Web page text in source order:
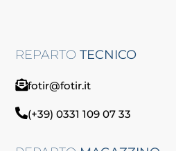
REPARTOTECNICO
fotir@fotir.it
(+39) 0331 109 07 33